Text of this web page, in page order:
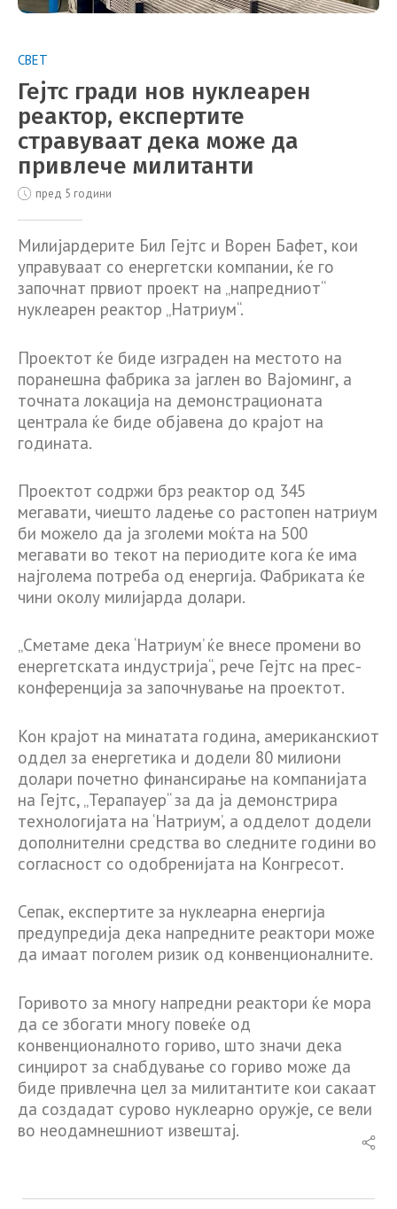
СВЕТ
Гејтс гради нов нуклеарен
реактор, експертите
стравуваат дека може да
привлече милитанти
пред 5 години
Милијардерите Бил Гејтс и Ворен Бафет, кои
управуваат со енергетски компании, ќе го
започнат првиот проект на „напредниот“
нуклеарен реактор „Натриум“.
Проектот ќе биде изграден на местото на
поранешна фабрика за јаглен во Вајоминг, а
точната локација на демонстрационата
централа ќе биде објавена до крајот на
годината.
Проектот содржи брз реактор од 345
мегавати, чиешто ладење со растопен натриум
би можело да ја зголеми моќта на 500
мегавати во текот на периодите кога ќе има
најголема потреба од енергија. Фабриката ќе
чини околу милијарда долари.
„Сметаме дека ‘Натриум’ ќе внесе промени во
енергетската индустрија“, рече Гејтс на прес-
конференција за започнување на проектот.
Кон крајот на минатата година, американскиот
оддел за енергетика и додели 80 милиони
долари почетно финансирање на компанијата
на Гејтс, „Терапауер“ за да ја демонстрира
технологијата на ‘Натриум’, а одделот додели
дополнителни средства во следните години во
согласност со одобренијата на Конгресот.
Сепак, експертите за нуклеарна енергија
предупредија дека напредните реактори може
да имаат поголем ризик од конвенционалните.
Горивото за многу напредни реактори ќе мора
да се збогати многу повеќе од
конвенционалното гориво, што значи дека
синџирот за снабдување со гориво може да
биде привлечна цел за милитантите кои сакаат
да создадат сурово нуклеарно оружје, се вели
во неодамнешниот извештај.